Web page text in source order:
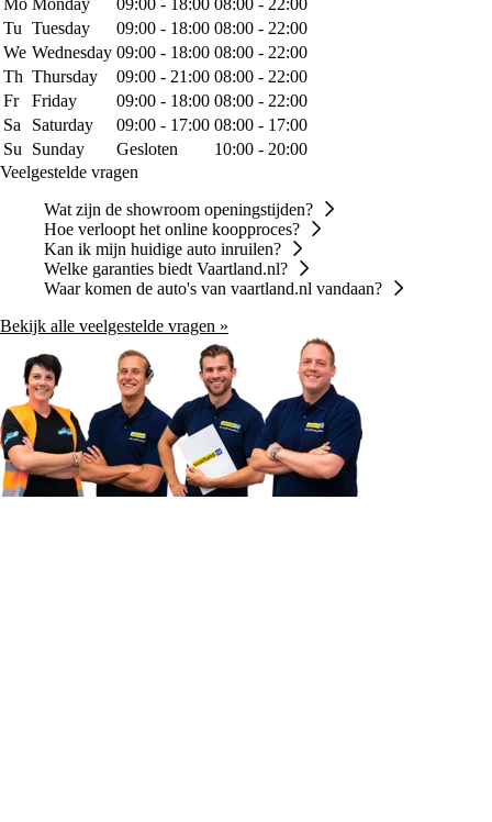
Mo Monday 09:00 - 18:00 08:00 - 22:00
Tu Tuesday 09:00 - 18:00 08:00 - 22:00
We Wednesday 09:00 - 18:00 08:00 - 22:00
Th Thursday 09:00 - 21:00 08:00 - 22:00
Fr
Friday 09:00 - 18:00 08:00 - 22:00
Sa
Saturday 09:00 - 17:00 08:00 - 17:00
Su
Sunday Gesloten
10:00 - 20:00
Veelgestelde vragen
Wat zijn de showroom openingstijden?
Hoe verloopt het online koopproces?
Kan ik mijn huidige auto inruilen?
Welke garanties biedt Vaartland.nl?
Waar komen de auto's van vaartland.nl vandaan?
Bekijk alle veelgestelde vragen »